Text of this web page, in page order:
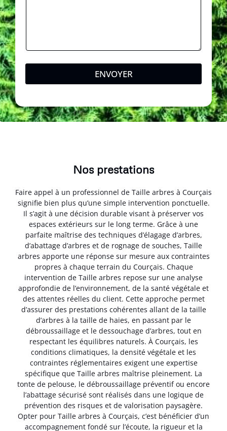
ENVOYER
Nos prestations
Faire appel à un professionnel de Taille arbres à Courçais
signifie bien plus qu’une simple intervention ponctuelle.
Il s’agit à une décision durable visant à préserver vos
espaces extérieurs sur le long terme. Grâce à une
parfaite maîtrise des techniques d’élagage d’arbres,
d’abattage d’arbres et de rognage de souches, Taille
arbres apporte une réponse sur mesure aux contraintes
propres à chaque terrain du Courçais. Chaque
intervention de Taille arbres repose sur une analyse
approfondie de l’environnement, de la santé végétale et
des attentes réelles du client. Cette approche permet
d’assurer des prestations cohérentes allant de la taille
d’arbres à la taille de haies, en passant par le
débroussaillage et le dessouchage d’arbres, tout en
respectant les équilibres naturels. À Courçais, les
conditions climatiques, la densité végétale et les
contraintes réglementaires exigent une expertise
spécifique que Taille arbres maîtrise pleinement. La
tonte de pelouse, le débroussaillage préventif ou encore
l’abattage sécurisé sont réalisés dans une logique de
prévention des risques et de valorisation paysagère.
Opter pour Taille arbres à Courçais, c’est bénéficier d’un
accompagnement fondé sur l’écoute, la rigueur et la